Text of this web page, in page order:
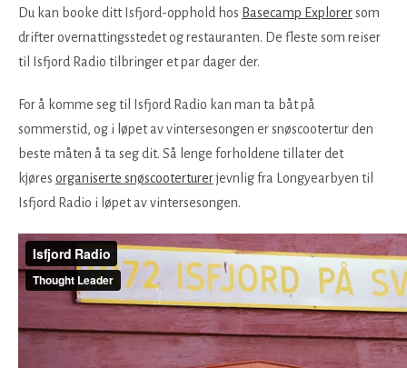
Du kan booke ditt Isfjord-opphold hos Basecamp Explorersom
drifter overnattingsstedet og restauranten. De fleste som reiser
til Isfjord Radio tilbringer et par dager der.
For å komme seg til Isfjord Radio kan man ta båt på
sommerstid, og i løpet av vintersesongen er snøscootertur den
beste måten å ta seg dit. Så lenge forholdene tillater det
kjøres organiserte snøscooterturerjevnlig fra Longyearbyen til
Isfjord Radio i løpet av vintersesongen.